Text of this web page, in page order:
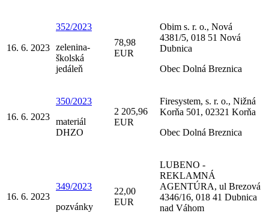
16. 6. 2023
352/2023
zelenina-
školská
jedáleň
78,98
EUR
Obim s. r. o., Nová
4381/5, 018 51 Nová
Dubnica
Obec Dolná Breznica
16. 6. 2023
350/2023
materiál
DHZO
2 205,96
EUR
Firesystem, s. r. o., Nižná
Korňa 501, 02321 Korňa
Obec Dolná Breznica
16. 6. 2023
349/2023
pozvánky
22,00
EUR
LUBENO -
REKLAMNÁ
AGENTÚRA, ul Brezová
4346/16, 018 41 Dubnica
nad Váhom